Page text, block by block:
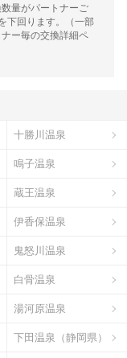
量がパートナーご
下回ります。（一部
ー毎の交換詳細ペ
十勝川温泉
鳴子温泉
蔵王温泉
伊香保温泉
鬼怒川温泉
白骨温泉
湯河原温泉
下田温泉（静岡県）